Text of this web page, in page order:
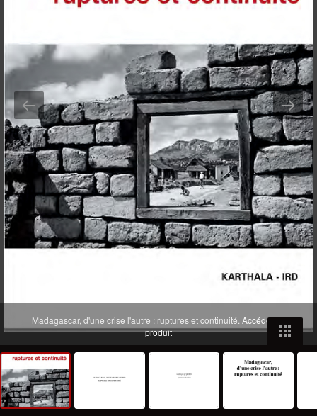
Madagascar, d'une crise l'autre : ruptures et continuité. Accéder au
produit